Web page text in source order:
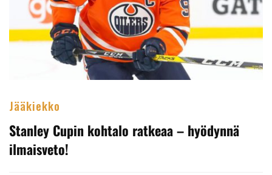
Jääkiekko
Stanley Cupin kohtalo ratkeaa – hyödynnä
ilmaisveto!